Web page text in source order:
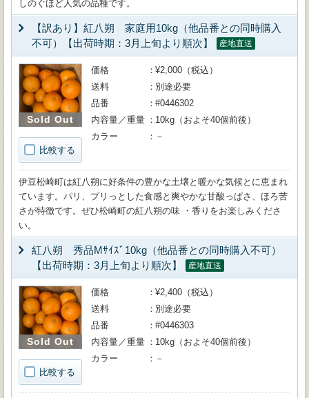
しのぐほど人気の品種です。
【訳あり】紅八朔 家庭用10kg（他品番との同時購入
不可）【出荷時期：3月上旬より順次】
産地直送
Sold Out
比較する
価格
¥2,000（税込）
送料
別途必要
品番
#0446302
内容量／重量
10kg（およそ40個前後）
カラー
－
伊豆松崎町は紅八朔に好条件の豊かな土壌と暖かな気候とに恵まれ
ています。パリ、プリっとした食感と爽やかな甘酸っぱさ、ほろ苦
さが特徴です。ぜひ松崎町の紅八朔の味 ・香りをお楽しみくださ
い。
紅八朔 秀品Mｻｲｽﾞ10kg（他品番との同時購入不可）
【出荷時期：3月上旬より順次】
産地直送
Sold Out
比較する
価格
¥2,400（税込）
送料
別途必要
品番
#0446303
内容量／重量
10kg（およそ40個前後）
カラー
－